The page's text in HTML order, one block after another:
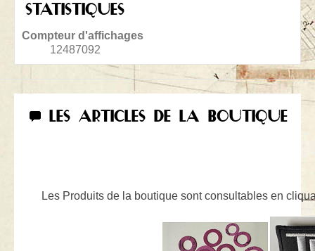
STATISTIQUES
Compteur d'affichages
12487092
LES ARTICLES DE LA BOUTIQUE
Les Produits de la boutique sont consultables en